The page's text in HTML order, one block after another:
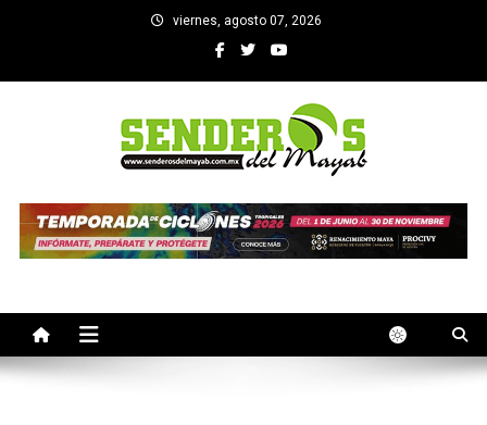
viernes, agosto 07, 2026
SENDEROS DEL MAYAB